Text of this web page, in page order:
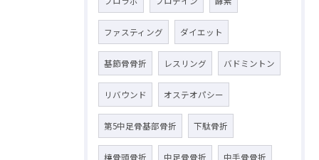
ファスティング ダイエット
基節骨骨折 レスリング バドミントン
リバウンド オステオパシー
第5中足骨基部骨折 下駄骨折
橈骨頭骨折 中足骨骨折 中手骨骨折